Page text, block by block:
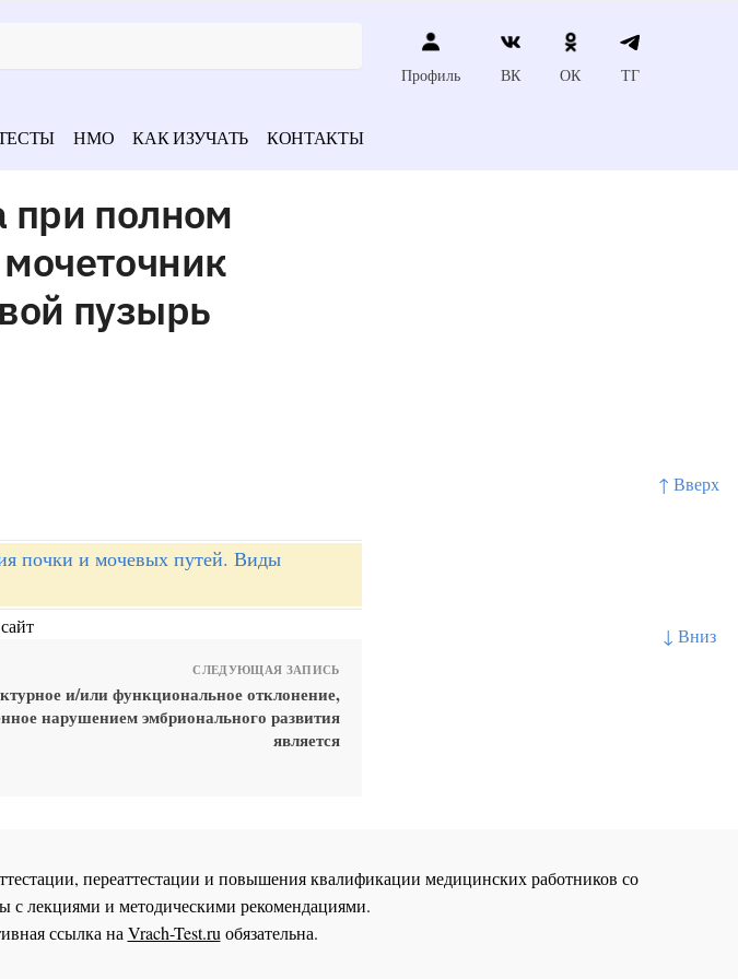
↑ Вверх
↓ Вниз
Профиль ВК ОК ТГ
НМО КАК ИЗУЧАТЬ КОНТАКТЫ
при полном
пузырь
почки и мочевых путей. Виды
СЛЕДУЮЩАЯ ЗАПИСЬ
и/или функциональное отклонение,
нарушением эмбрионального развития
является
переаттестации и повышения квалификации медицинских работников со
лекциями и методическими рекомендациями.
ссылка на Vrach-Test.ru обязательна.